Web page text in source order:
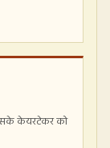
उसके केयरटेकर को